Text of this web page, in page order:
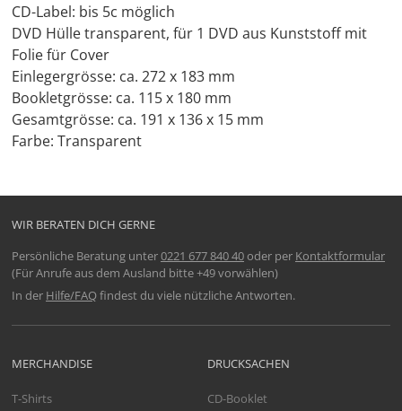
CD-Label: bis 5c möglich
DVD Hülle transparent, für 1 DVD aus Kunststoff mit
Folie für Cover
Einlegergrösse: ca. 272 x 183 mm
Bookletgrösse: ca. 115 x 180 mm
Gesamtgrösse: ca. 191 x 136 x 15 mm
Farbe: Transparent
WIR BERATEN DICH GERNE
Persönliche Beratung unter0221 677 840 40oder per Kontaktformular
(Für Anrufe aus dem Ausland bitte +49 vorwählen)
In der Hilfe/FAQfindest du viele nützliche Antworten.
MERCHANDISE
T-Shirts
DRUCKSACHEN
CD-Booklet